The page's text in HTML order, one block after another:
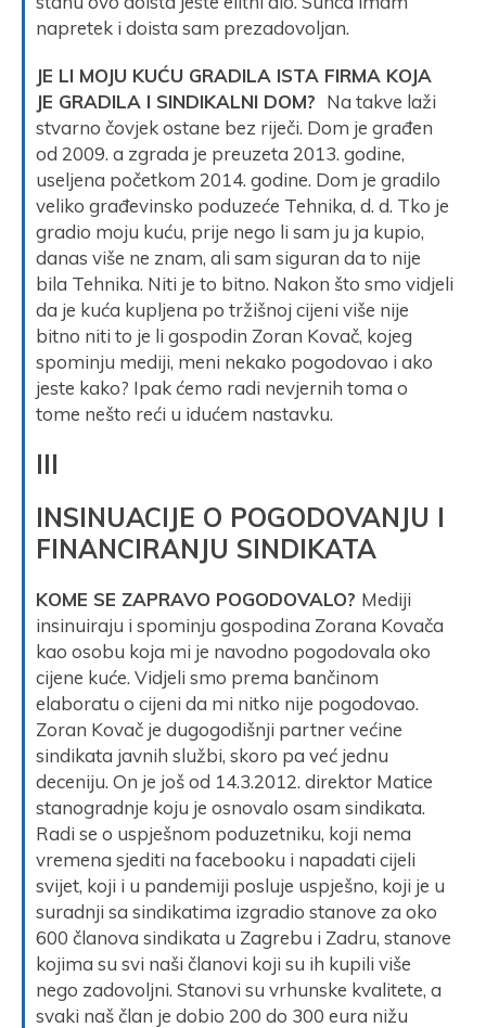
napretek i doista sam prezadovoljan.
JE LI MOJU KUĆU GRADILA ISTA FIRMA KOJA
JE GRADILA I SINDIKALNI DOM? Na takve laži
stvarno čovjek ostane bez riječi. Dom je građen
od 2009. a zgrada je preuzeta 2013. godine,
useljena početkom 2014. godine. Dom je gradilo
veliko građevinsko poduzeće Tehnika, d. d. Tko je
gradio moju kuću, prije nego li sam ju ja kupio,
danas više ne znam, ali sam siguran da to nije
bila Tehnika. Niti je to bitno. Nakon što smo vidjeli
da je kuća kupljena po tržišnoj cijeni više nije
bitno niti to je li gospodin Zoran Kovač, kojeg
spominju mediji, meni nekako pogodovao i ako
jeste kako? Ipak ćemo radi nevjernih toma o
tome nešto reći u idućem nastavku.
III
INSINUACIJE O POGODOVANJU I
FINANCIRANJU SINDIKATA
KOME SE ZAPRAVO POGODOVALO? Mediji
insinuiraju i spominju gospodina Zorana Kovača
kao osobu koja mi je navodno pogodovala oko
cijene kuće. Vidjeli smo prema bančinom
elaboratu o cijeni da mi nitko nije pogodovao.
Zoran Kovač je dugogodišnji partner većine
sindikata javnih službi, skoro pa već jednu
deceniju. On je još od 14.3.2012. direktor Matice
stanogradnje koju je osnovalo osam sindikata.
Radi se o uspješnom poduzetniku, koji nema
vremena sjediti na facebooku i napadati cijeli
svijet, koji i u pandemiji posluje uspješno, koji je u
suradnji sa sindikatima izgradio stanove za oko
600 članova sindikata u Zagrebu i Zadru, stanove
kojima su svi naši članovi koji su ih kupili više
nego zadovoljni. Stanovi su vrhunske kvalitete, a
svaki naš član je dobio 200 do 300 eura nižu